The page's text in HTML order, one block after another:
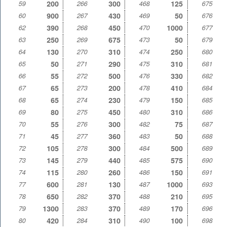
59
200 266 300 468 125
675
60
900 267 430 469 50
676
62
390 268 450 470 1000
677
63
250 269 675 473 50
679
64
130 270 310 474 250
680
65
50 271 290 475 310
681
66
55 272 500 476 330
682
67
65 273 200 478 410
684
68
65 274 230 479 150
685
69
80 275 450 480 310
686
70
55 276 300 482 75
687
71
45 277 360 483 50
688
72
105 278 300 484 500
689
73
145 279 440 485 575
690
74
115 280 260 486 150
691
77
600 281 130 487 1000
693
78
650 282 370 488 210
695
79
1300 283 370 489 170
696
80
420 284 310 490 100
698